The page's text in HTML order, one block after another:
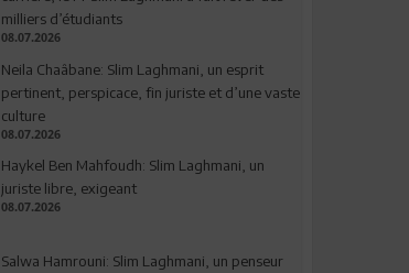
milliers d’étudiants
08.07.2026
Neila Chaâbane: Slim Laghmani, un esprit
pertinent, perspicace, fin juriste et d’une vaste
culture
08.07.2026
Haykel Ben Mahfoudh: Slim Laghmani, un
juriste libre, exigeant
08.07.2026
Salwa Hamrouni: Slim Laghmani, un penseur